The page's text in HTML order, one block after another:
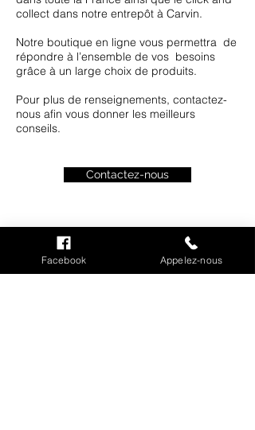
collect dans notre entrepôt à Carvin.
Notre boutique en ligne vous permettra de
répondre à l’ensemble de vos besoins
grâce à un large choix de produits.
Pour plus de renseignements, contactez-
nous afin vous donner les meilleurs
conseils.
Contactez-nous
INFORMATIONS
Mention légales
Facebook Appelez-nous